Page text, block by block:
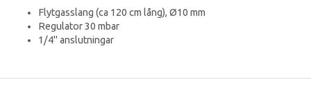
Flytgasslang (ca 120 cm lång), Ø10 mm
Regulator 30 mbar
1/4" anslutningar